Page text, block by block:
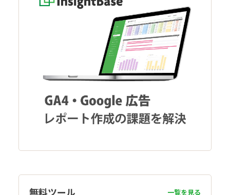
無料ツール 一覧を見る